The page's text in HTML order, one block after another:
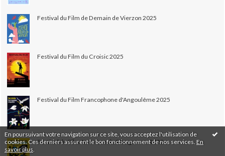
En poursuivant votre navigation sur ce site, vous acceptez l'utilisation de
cookies. Ces derniers assurent le bon fonctionnement de nos services. En
savoir plus
Festival du Film de Demain de Vierzon 2025
Festival du Film du Croisic 2025
Festival du Film Francophone d'Angoulême 2025
Festival du Film Jeunesse de Plougasnou 2025